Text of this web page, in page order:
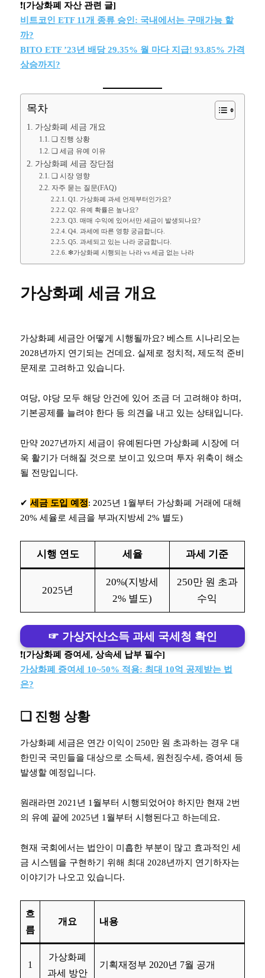
❗️[가상화폐 자산 관련 글]
비트코인 ETF 11개 종류 승인: 국내에서는 구매가능 할
까?
BITO ETF ’23년 배당 29.35% 월 마다 지급! 93.85% 가격
상승까지?
목차
가상화폐 세금 개요
❏ 진행 상황
❏ 세금 유예 이유
가상화폐 세금 장단점
❏ 시장 영향
자주 묻는 질문(FAQ)
Q1. 가상화폐 과세 언제부터인가요?
Q2. 유예 확률은 높나요?
Q3. 매매 수익에 있어서만 세금이 발생되나요?
Q4. 과세에 따른 영향 궁금합니다.
Q5. 과세되고 있는 나라 궁금합니다.
❇︎가상화폐 시행되는 나라 vs 세금 없는 나라
가상화폐 세금 개요
가상화폐 세금안 어떻게 시행될까요? 베스트 시나리오는
2028년까지 연기되는 건데요. 실제로 정치적, 제도적 준비
문제로 고려하고 있습니다.
여당, 야당 모두 해당 안건에 있어 조금 더 고려해야 하며,
기본공제를 늘려야 한다 등 의견을 내고 있는 상태입니다.
만약 2027년까지 세금이 유예된다면 가상화폐 시장에 더
욱 활기가 더해질 것으로 보이고 있으며 투자 위축이 해소
될 전망입니다.
✔︎ 세금 도입 예정: 2025년 1월부터 가상화폐 거래에 대해
20% 세율로 세금을 부과(지방세 2% 별도)
시행 연도 세율 과세 기준
2025년
20%(지방세
2% 별도)
250만 원 초과
수익
☞ 가상자산소득 과세 국세청 확인
❗️[가상화폐 증여세, 상속세 납부 필수]
가상화폐 증여세 10~50% 적용: 최대 10억 공제받는 법
은?
❏ 진행 상황
가상화폐 세금은 연간 이익이 250만 원 초과하는 경우 대
한민국 국민들을 대상으로 소득세, 원천징수세, 증여세 등
발생할 예정입니다.
원래라면 2021년 1월부터 시행되었어야 하지만 현재 2번
의 유예 끝에 2025년 1월부터 시행된다고 하는데요.
현재 국회에서는 법안이 미흡한 부분이 많고 효과적인 세
금 시스템을 구현하기 위해 최대 2028년까지 연기하자는
이야기가 나오고 있습니다.
흐
름
개요 내용
1
가상화폐
과세 방안
기획재정부 2020년 7월 공개